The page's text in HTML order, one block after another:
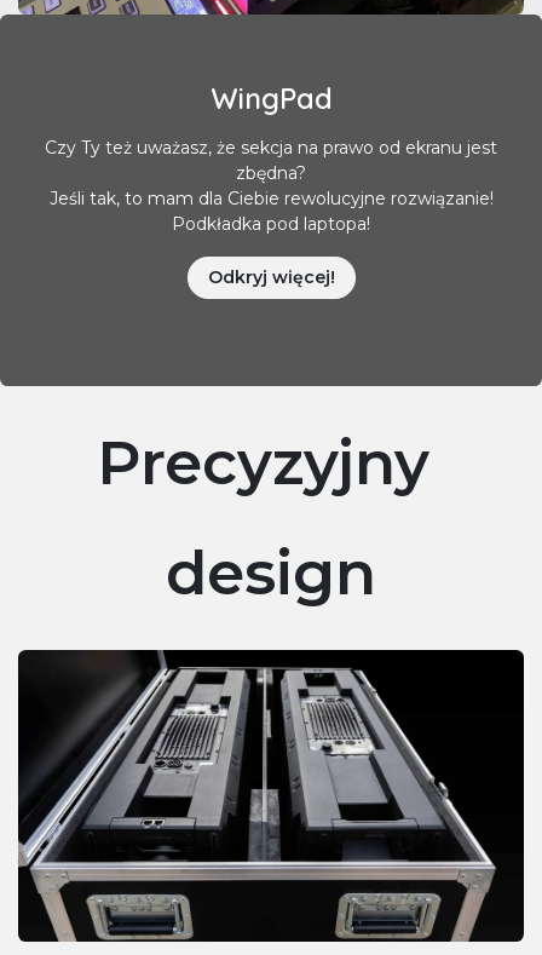
WingPad
Czy Ty też uważasz, że sekcja na prawo od ekranu jest
zbędna?
Jeśli tak, to mam dla Ciebie rewolucyjne rozwiązanie!
Podkładka pod laptopa!
Odkryj więcej!
Precyzyjny
design